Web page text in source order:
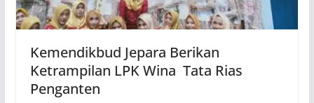
Kemendikbud Jepara Berikan
Ketrampilan LPK Wina Tata Rias
Penganten